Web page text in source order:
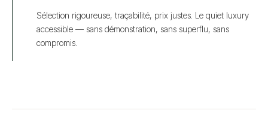
Sélection rigoureuse, traçabilité, prix justes. Le quiet luxury
accessible — sans démonstration, sans superflu, sans
compromis.